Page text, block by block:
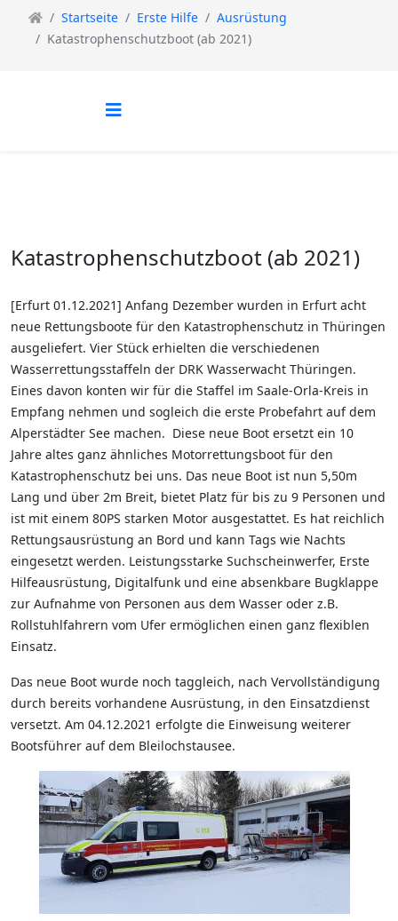
Startseite Erste Hilfe
Ausrüstung
Katastrophenschutzboot (ab 2021)
Katastrophenschutzboot (ab 2021)
[Erfurt 01.12.2021] Anfang Dezember wurden in Erfurt acht
neue Rettungsboote für den Katastrophenschutz in Thüringen
ausgeliefert. Vier Stück erhielten die verschiedenen
Wasserrettungsstaffeln der DRK Wasserwacht Thüringen.
Eines davon konten wir für die Staffel im Saale-Orla-Kreis in
Empfang nehmen und sogleich die erste Probefahrt auf dem
Alperstädter See machen. Diese neue Boot ersetzt ein 10
Jahre altes ganz ähnliches Motorrettungsboot für den
Katastrophenschutz bei uns. Das neue Boot ist nun 5,50m
Lang und über 2m Breit, bietet Platz für bis zu 9 Personen und
ist mit einem 80PS starken Motor ausgestattet. Es hat reichlich
Rettungsausrüstung an Bord und kann Tags wie Nachts
eingesetzt werden. Leistungsstarke Suchscheinwerfer, Erste
Hilfeausrüstung, Digitalfunk und eine absenkbare Bugklappe
zur Aufnahme von Personen aus dem Wasser oder z.B.
Rollstuhlfahrern vom Ufer ermöglichen einen ganz flexiblen
Einsatz.
Das neue Boot wurde noch taggleich, nach Vervollständigung
durch bereits vorhandene Ausrüstung, in den Einsatzdienst
versetzt. Am 04.12.2021 erfolgte die Einweisung weiterer
Bootsführer auf dem Bleilochstausee.